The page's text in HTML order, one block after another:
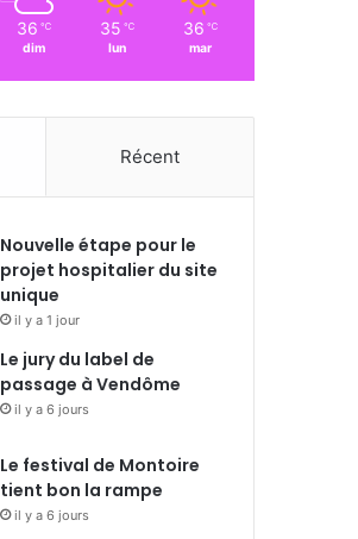
36 ℃
dim
35 ℃
lun
36 ℃
mar
Récent
Nouvelle étape pour le
projet hospitalier du site
unique
il y a 1 jour
Le jury du label de
passage à Vendôme
il y a 6 jours
Le festival de Montoire
tient bon la rampe
il y a 6 jours